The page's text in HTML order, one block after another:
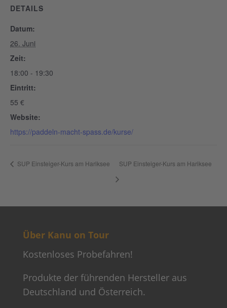
DETAILS
Datum:
26. Juni
Zeit:
18:00 - 19:30
Eintritt:
55 €
Website:
https://paddeln-macht-spass.de/kurse/
SUP Einsteiger-Kurs am Hariksee SUP Einsteiger-Kurs am Hariksee
Über Kanu on Tour
Kostenloses Probefahren!
Produkte der führenden Hersteller aus
Deutschland und Österreich.